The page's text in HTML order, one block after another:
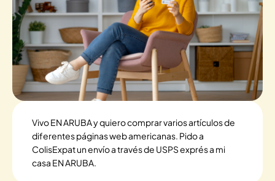
Vivo EN ARUBA y quiero comprar varios artículos de
diferentes páginas web americanas. Pido a
ColisExpat un envío a través de USPS exprés a mi
casa EN ARUBA.